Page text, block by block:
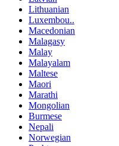
Lithuanian
Luxembou..
Macedonian
Malagasy
Malay
Malayalam
Maltese
Maori
Marathi
Mongolian
Burmese
Nepali
Norwegian